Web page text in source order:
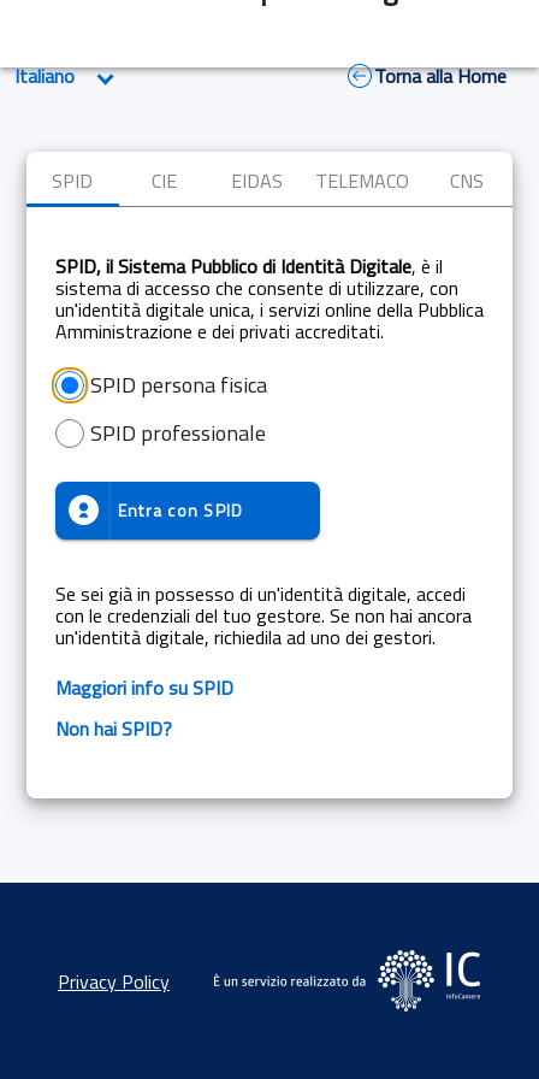
Torna alla Home
SPID CIE EIDAS TELEMACO CNS
SPID, il Sistema Pubblico di Identità Digitale, è il
sistema di accesso che consente di utilizzare, con
un'identità digitale unica, i servizi online della Pubblica
Amministrazione e dei privati accreditati.
SPID persona fisica
SPID professionale
Entra con SPID
Se sei già in possesso di un'identità digitale, accedi
con le credenziali del tuo gestore. Se non hai ancora
un'identità digitale, richiedila ad uno dei gestori.
Maggiori info su SPID
Non hai SPID?
Privacy Policy